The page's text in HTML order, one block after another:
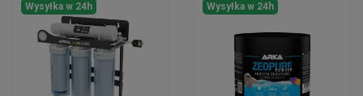
Wysyłka w 24h Wysyłka w 24h